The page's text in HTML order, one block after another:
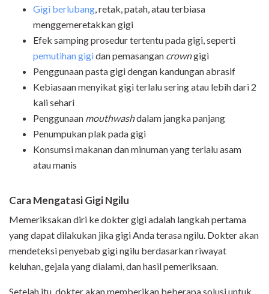
Gigi berlubang, retak, patah, atau terbiasa
menggemeretakkan gigi
Efek samping prosedur tertentu pada gigi, seperti
pemutihan gigidan pemasangan crowngigi
Penggunaan pasta gigi dengan kandungan abrasif
Kebiasaan menyikat gigi terlalu sering atau lebih dari 2
kali sehari
Penggunaan mouthwashdalam jangka panjang
Penumpukan plak pada gigi
Konsumsi makanan dan minuman yang terlalu asam
atau manis
Cara Mengatasi Gigi Ngilu
Memeriksakan diri ke dokter gigi adalah langkah pertama
yang dapat dilakukan jika gigi Anda terasa ngilu. Dokter akan
mendeteksi penyebab gigi ngilu berdasarkan riwayat
keluhan, gejala yang dialami, dan hasil pemeriksaan.
Setelah itu, dokter akan memberikan beberapa solusi untuk